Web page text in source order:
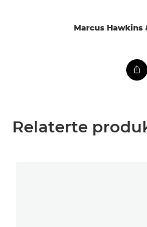
Marcus Hawkins
Relaterte